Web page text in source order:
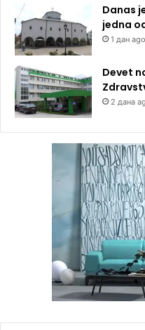
Danas
jedna
1 дан ago
Devet
2 дана